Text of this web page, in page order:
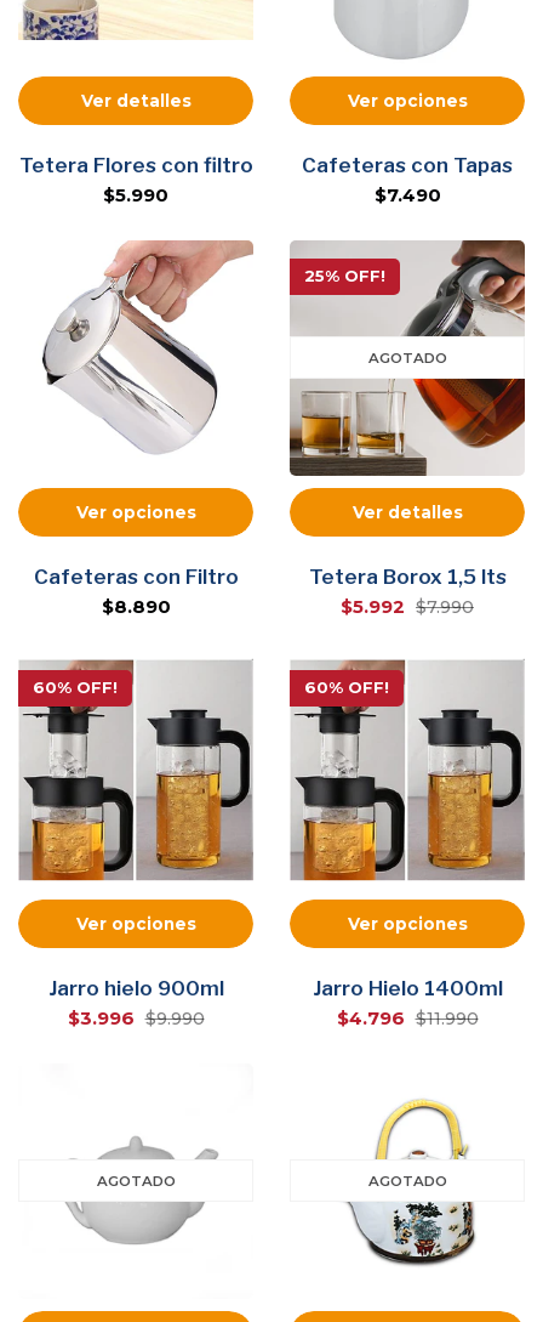
Ver detalles
Tetera Flores con filtro
$5.990
Ver opciones
Cafeteras con Tapas
$7.490
Ver opciones
Cafeteras con Filtro
$8.890
Ver detalles
25% OFF!
AGOTADO
Tetera Borox 1,5 lts
$5.992 $7.990
Ver opciones
60% OFF!
Jarro hielo 900ml
$3.996 $9.990
Ver opciones
60% OFF!
Jarro Hielo 1400ml
$4.796 $11.990
AGOTADO AGOTADO